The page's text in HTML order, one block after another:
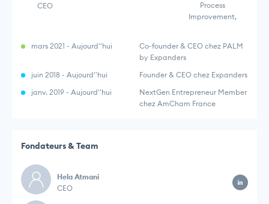
CEO
Process
Improvement,
mars 2021 - Aujourd''hui
Co-founder & CEO chez PALM
by Expanders
juin 2018 - Aujourd''hui
Founder & CEO chez Expanders
janv. 2019 - Aujourd''hui
NextGen Entrepreneur Member
chez AmCham France
Fondateurs & Team
Hela Atmani
CEO